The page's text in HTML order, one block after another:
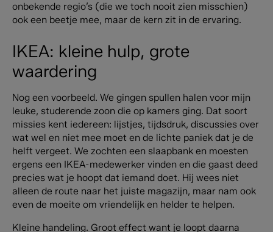
onbekende regio’s (die we toch nooit zien misschien)
ook een beetje mee, maar de kern zit in de ervaring.
IKEA: kleine hulp, grote
waardering
Nog een voorbeeld. We gingen spullen halen voor mijn
leuke, studerende zoon die op kamers ging. Dat soort
missies kent iedereen: lijstjes, tijdsdruk, discussies over
wat wel en niet mee moet en de lichte paniek dat je de
helft vergeet. We zochten een slaapbank en moesten
ergens een IKEA-medewerker vinden en die gaast deed
precies wat je hoopt dat iemand doet. Hij wees niet
alleen de route naar het juiste magazijn, maar nam ook
even de moeite om vriendelijk en helder te helpen.
Kleine handeling. Groot effect want je loopt daarna